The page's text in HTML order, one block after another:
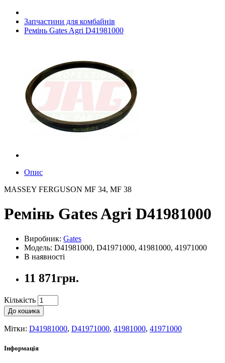
Запчастини для комбайнів
Ремінь Gates Agri D41981000
Опис
MASSEY FERGUSON MF 34, MF 38
Ремінь Gates Agri D41981000
Виробник: Gates
Модель: D41981000, D41971000, 41981000, 41971000
В наявності
11 871грн.
Кількість
До кошика
Мітки: D41981000, D41971000, 41981000, 41971000
Інформація